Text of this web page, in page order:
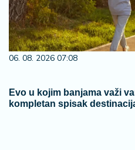
06. 08. 2026 07:08
Evo u kojim banjama važi
kompletan spisak